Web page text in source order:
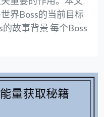
界Boss的当前目标
故事背景 每个Boss